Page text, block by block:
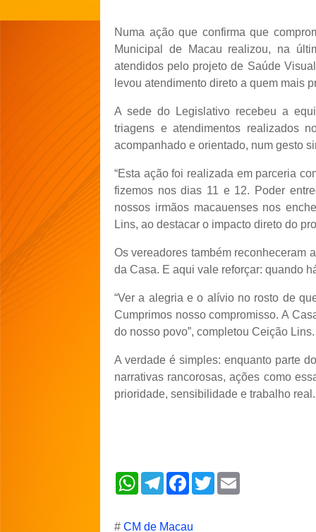
Numa ação que confirma que
Municipal de Macau realizou, na
atendidos pelo projeto de Saúde
levou atendimento direto a quem mais
A sede do Legislativo recebeu a
triagens e atendimentos realizados
acompanhado e orientado, num gesto
“Esta ação foi realizada em parceria
fizemos nos dias 11 e 12. Poder
nossos irmãos macauenses nos
Lins, ao destacar o impacto direto do
Os vereadores também reconheceram
da Casa. E aqui vale reforçar: quando
“Ver a alegria e o alívio no rosto de
Cumprimos nosso compromisso. A
do nosso povo”, completou Ceição Lins.
A verdade é simples: enquanto parte
narrativas rancorosas, ações como
prioridade, sensibilidade e trabalho real.
W
s
T
e
g
F
a
b
T
w
# CM de Macau